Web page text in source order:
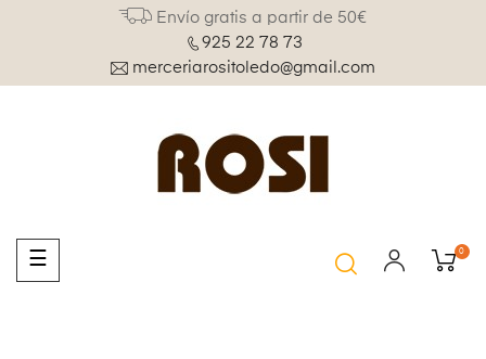
Envío gratis a partir de 50€
925 22 78 73
merceriarositoledo@gmail.com
Navegación
de
☰ 0